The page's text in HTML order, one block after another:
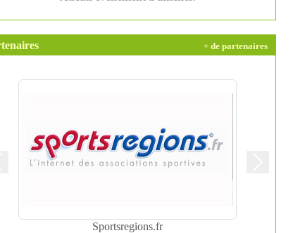
Sportsregions.fr
Précedent
+ de partenaires